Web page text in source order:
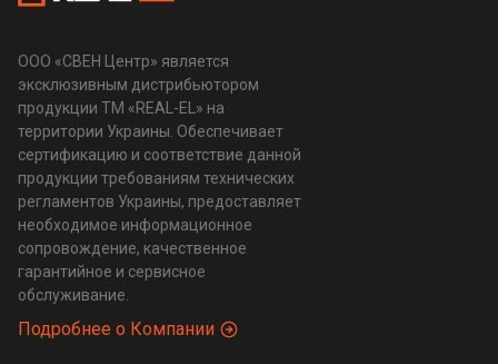
ООО «СВЕН Центр» является
эксклюзивным дистрибьютором
продукции ТМ «REAL-EL» на
территории Украины. Обеспечивает
сертификацию и соответствие данной
продукции требованиям технических
регламентов Украины, предоставляет
необходимое информационное
сопровождение, качественное
гарантийное и сервисное
обслуживание.
Подробнее о Компании